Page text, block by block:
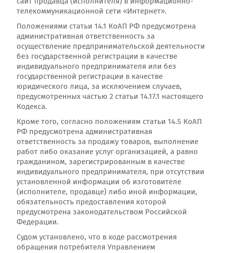
телекоммуникационной сети «Интернет».
Положениями статьи 14.1 КоАП РФ предусмотрена
административная ответственность за
осуществление предпринимательской деятельности
без государственной регистрации в качестве
индивидуального предпринимателя или без
государственной регистрации в качестве
юридического лица, за исключением случаев,
предусмотренных частью 2 статьи 14.17.1 настоящего
Кодекса.
Кроме того, согласно положениям статьи 14.5 КоАП
РФ предусмотрена административная
ответственность за продажу товаров, выполнение
работ либо оказание услуг организацией, а равно
гражданином, зарегистрированным в качестве
индивидуального предпринимателя, при отсутствии
установленной информации об изготовителе
(исполнителе, продавце) либо иной информации,
обязательность предоставления которой
предусмотрена законодательством Российской
Федерации.
Судом установлено, что в ходе рассмотрения
обращения потребителя Управлением